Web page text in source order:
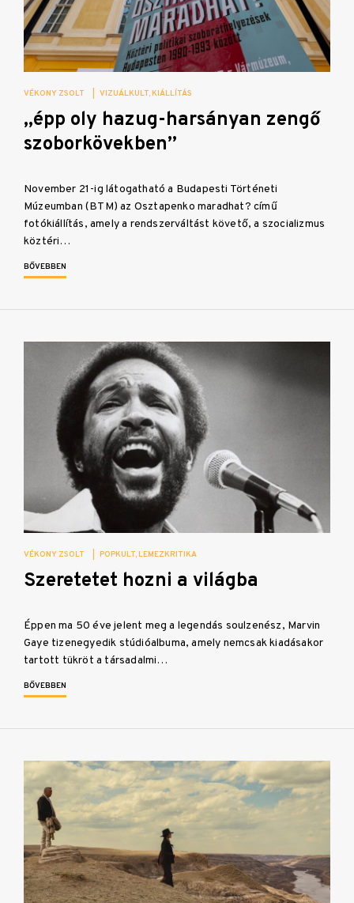
VÉKONY ZSOLT VIZUÁLKULT KIÁLLÍTÁS
„épp oly hazug-harsányan zengő
szoborkövekben”
November 21-ig látogatható a Budapesti Történeti
Múzeumban (BTM) az Osztapenko maradhat? című
fotókiállítás, amely a rendszerváltást követő, a szocializmus
köztéri…
BŐVEBBEN
VÉKONY ZSOLT POPKULT LEMEZKRITIKA
Szeretetet hozni a világba
Éppen ma 50 éve jelent meg a legendás soulzenész, Marvin
Gaye tizenegyedik stúdióalbuma, amely nemcsak kiadásakor
tartott tükröt a társadalmi…
BŐVEBBEN